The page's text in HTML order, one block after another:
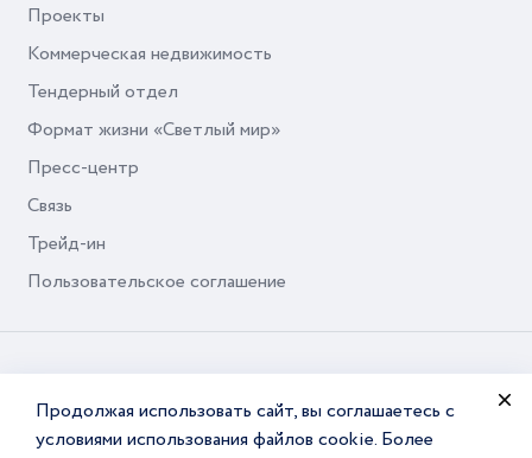
Продолжая использовать сайт, вы соглашаетесь с
условиями использования файлов cookie. Более
Проекты
Коммерческая недвижимость
Тендерный отдел
Формат жизни «Светлый мир»
Пресс-центр
Связь
Трейд-ин
Пользовательское соглашение